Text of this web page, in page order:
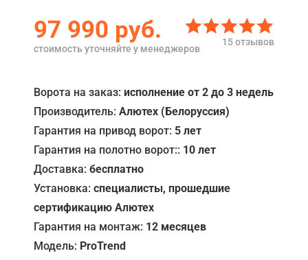
О компании
Отзывы
Контакты
97 990 руб.
стоимость уточняйте у менеджеров
Ворота на заказ: исполнение от 2 до 3 недель
Производитель: Алютех (Белоруссия)
Гарантия на привод ворот: 5 лет
Гарантия на полотно ворот:: 10 лет
Доставка: бесплатно
Установка: специалисты, прошедшие
сертификацию Алютех
Гарантия на монтаж: 12 месяцев
Модель: ProTrend
15 отзывов